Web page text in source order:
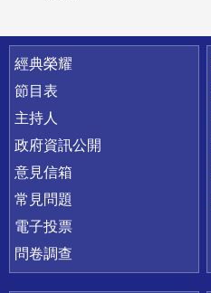
快速連結
經典榮耀
節目表
主持人
政府資訊公開
意見信箱
常見問題
電子投票
問卷調查